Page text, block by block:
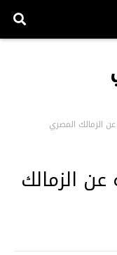
الزمالك المصري
الزمالك